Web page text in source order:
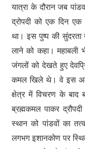
यात्रा के दौरान जब
द्रोपदी को एक दिन
था। इस पुष्प की सुंदरता
लाने को कहा। महाबली
जंगलों को देखते हुए
कमल खिले थे। वे इस
क्षेत्र में विचरण के बाद
ब्रह्मकमल पाकर
स्थान को पांडवों का
लगभग इशानकोण पर